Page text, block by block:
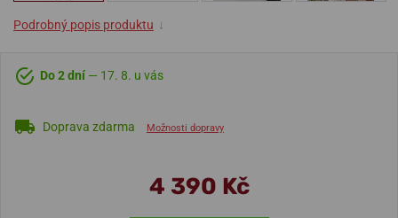
Podrobný popis produktu ↓
Do 2 dní — 17. 8. u vás
Doprava zdarma Možnosti dopravy
4 390 Kč